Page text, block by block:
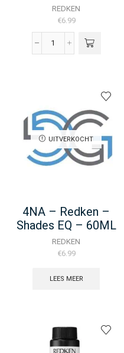
REDKEN
€6.99
4N
-
60ML
aantal
UITVERKOCHT
4NA – Redken –
Shades EQ – 60ML
REDKEN
€6.99
LEES MEER